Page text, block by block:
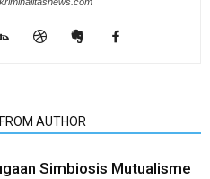
AUTHOR
Simbiosis Mutualisme